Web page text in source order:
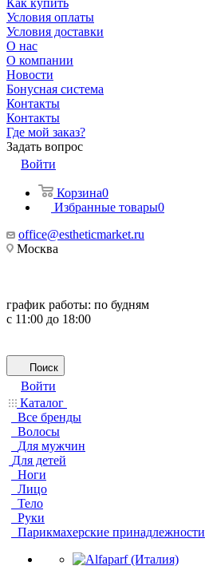
Как купить
Условия оплаты
Условия доставки
О нас
О компании
Новости
Бонусная система
Контакты
Контакты
Где мой заказ?
Задать вопрос
Войти
Корзина0
Избранные товары0
office@estheticmarket.ru
Москва
график работы: по будням
с 11:00 до 18:00
Поиск
Войти
Каталог
Все бренды
Волосы
Для мужчин
Для детей
Ноги
Лицо
Тело
Руки
Парикмахерские принадлежности